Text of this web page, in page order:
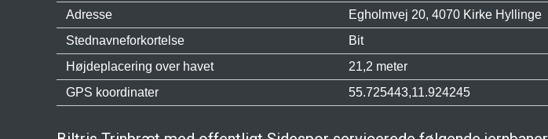
Adresse
Egholmvej 20, 4070 Kirke Hyllinge
Stednavneforkortelse
Bit
Højdeplacering over havet
21,2 meter
GPS koordinater
55.725443,11.924245